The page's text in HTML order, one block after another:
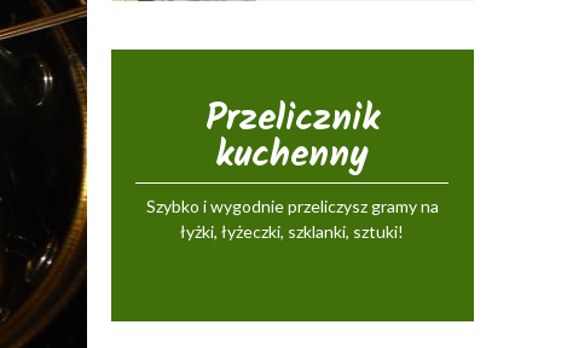
Przelicznik
kuchenny
Szybko i wygodnie przeliczysz gramy na
łyżki, łyżeczki, szklanki, sztuki!